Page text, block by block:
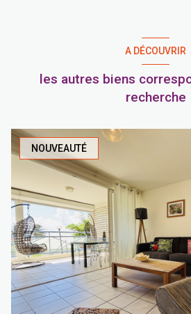
A DÉCOUVRIR
les autres biens
recherche
NOUVEAUTÉ